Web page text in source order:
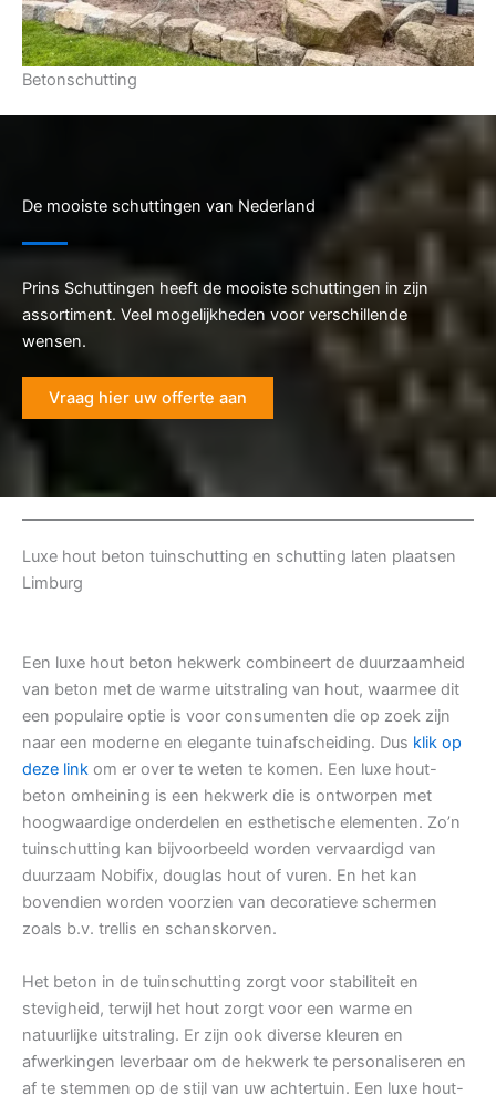
Betonschutting
De mooiste schuttingen van Nederland
Prins Schuttingen heeft de mooiste schuttingen in zijn
assortiment. Veel mogelijkheden voor verschillende
wensen.
Vraag hier uw offerte aan
Luxe hout beton tuinschutting en schutting laten plaatsen
Limburg
Een luxe hout beton hekwerk combineert de duurzaamheid
van beton met de warme uitstraling van hout, waarmee dit
een populaire optie is voor consumenten die op zoek zijn
naar een moderne en elegante tuinafscheiding. Dus klik op
deze link om er over te weten te komen. Een luxe hout-
beton omheining is een hekwerk die is ontworpen met
hoogwaardige onderdelen en esthetische elementen. Zo’n
tuinschutting kan bijvoorbeeld worden vervaardigd van
duurzaam Nobifix, douglas hout of vuren. En het kan
bovendien worden voorzien van decoratieve schermen
zoals b.v. trellis en schanskorven.
Het beton in de tuinschutting zorgt voor stabiliteit en
stevigheid, terwijl het hout zorgt voor een warme en
natuurlijke uitstraling. Er zijn ook diverse kleuren en
afwerkingen leverbaar om de hekwerk te personaliseren en
af te stemmen op de stijl van uw achtertuin. Een luxe hout-